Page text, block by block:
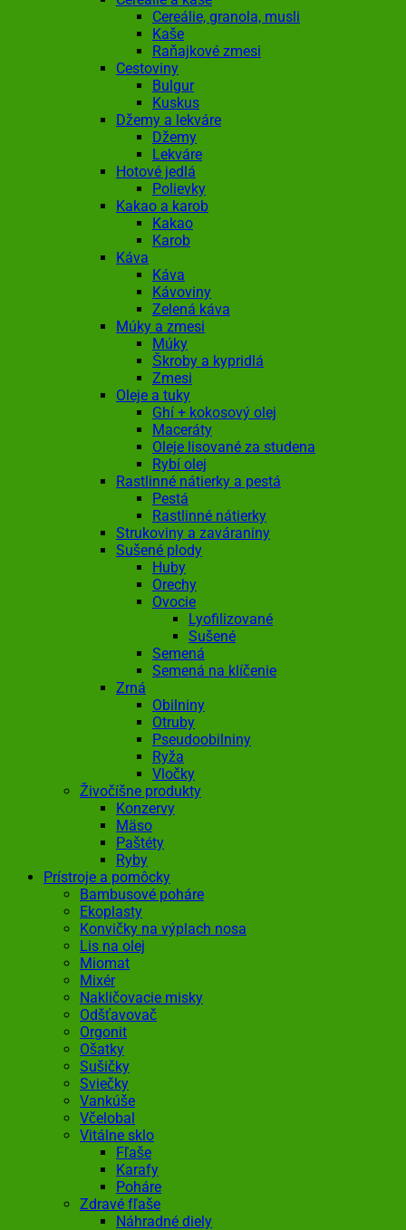
Cereálie, granola, musli
Kaše
Raňajkové zmesi
Cestoviny
Bulgur
Kuskus
Džemy a lekváre
Džemy
Lekváre
Hotové jedlá
Polievky
Kakao a karob
Kakao
Karob
Káva
Káva
Kávoviny
Zelená káva
Múky a zmesi
Múky
Škroby a kypridlá
Zmesi
Oleje a tuky
Ghí + kokosový olej
Maceráty
Oleje lisované za studena
Rybí olej
Rastlinné nátierky a pestá
Pestá
Rastlinné nátierky
Strukoviny a zaváraniny
Sušené plody
Huby
Orechy
Ovocie
Lyofilizované
Sušené
Semená
Semená na klíčenie
Zrná
Obilniny
Otruby
Pseudoobilniny
Ryža
Vločky
Živočíšne produkty
Konzervy
Mäso
Paštéty
Ryby
Prístroje a pomôcky
Bambusové poháre
Ekoplasty
Konvičky na výplach nosa
Lis na olej
Miomat
Mixér
Nakličovacie misky
Odšťavovač
Orgonit
Ošatky
Sušičky
Sviečky
Vankúše
Včelobal
Vitálne sklo
Fľaše
Karafy
Poháre
Zdravé fľaše
Náhradné diely